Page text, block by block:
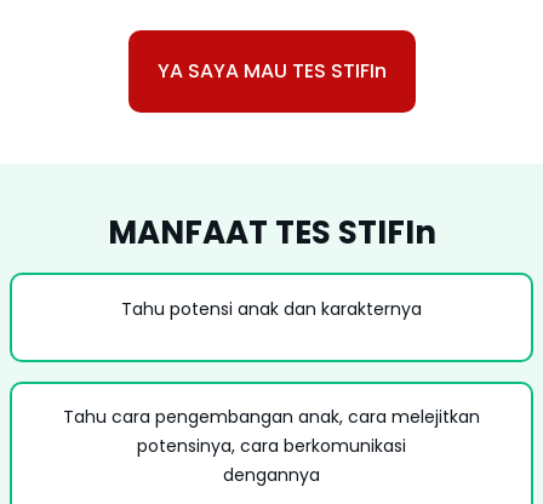
YA SAYA MAU TES STIFIn
MANFAAT TES STIFIn
Tahu potensi anak dan karakternya
Tahu cara pengembangan anak, cara melejitkan
potensinya, cara berkomunikasi
dengannya